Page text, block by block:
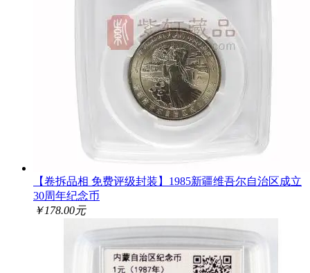
【卷拆品相 免费评级封装】1985新疆维吾尔自治区成立
30周年纪念币
￥178.00元